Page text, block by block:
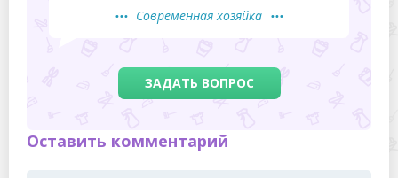
Современная хозяйка
ЗАДАТЬ ВОПРОС
Оставить комментарий